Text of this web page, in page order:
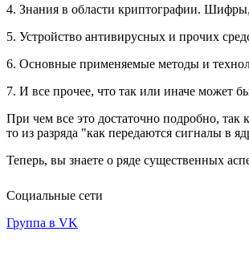
4. Знания в области криптографии.
5. Устройство антивирусных и прочих
6. Основные применяемые методы и
7. И все прочее, что так или иначе может
При чем все это достаточно подробно, так
то из разряда "как передаются сигналы в
Теперь, вы знаете о ряде существенных
Социальные сети
Группа в VK